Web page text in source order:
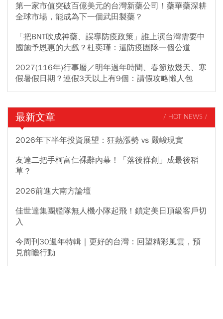
第一家市值突破百億美元的台灣新藥公司！藥華藥深耕
全球市場，能成為下一個武田製藥？
「把BNT吹成神藥、誤導防疫政策」誰上演台灣需要中
國施予恩惠的大戲？杜奕瑾：還防疫團隊一個公道
2027(116年)行事曆／明年過年時間、春節放幾天、寒
假暑假日期？連假3天以上有9個：請假攻略懶人包
最新文章 / HOT NEWS /
2026年下半年投資展望：狂熱漲勢 vs 嚴峻現實
友達二把手柯富仁裸辭內幕！「落後群創」成最後稻
草？
2026前進大南方論壇
佳世達集團艦隊無人機小隊起飛！鎖定美日頂級客戶切
入
今周刊30週年特輯｜更好的台灣：回望精彩風雲，預
見前瞻行動